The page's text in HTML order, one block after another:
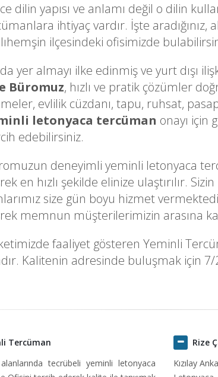
dilin yapısı ve anlamı değil o dilin
ihtiyaç vardır. İşte aradığınız,
ilçesindeki ofisimizde
yer almayı ilke edinmiş ve yurt dışı
Büromuz, hızlı ve pratik çözümler
evlilik cüzdanı, tapu, ruhsat,
letonyaca tercüman onayı için
edebilirsiniz.
deneyimli yeminli letonyaca
en hızlı şekilde elinize ulaştırılır.
size gün boyu hizmet
memnun müşterilerimizin arasına
faaliyet gösteren Yeminli
Kalitenin adresinde buluşmak için
Tercüman
alanlarında tecrübeli yeminli letonyaca
Rize
Kızılay